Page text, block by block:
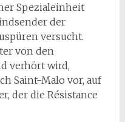
Spezialeinheit
der
versucht.
von den
verhört wird,
Saint-Malo vor, auf
der die Résistance